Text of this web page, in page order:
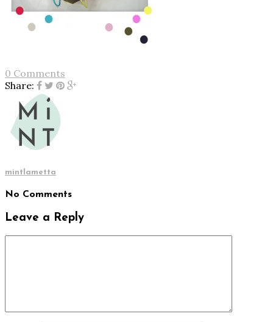
0 Comments
Share:
mintlametta
No Comments
Leave a Reply